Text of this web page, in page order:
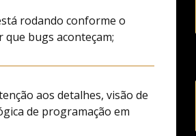
rodando conforme o
bugs aconteçam;
aos detalhes, visão de
de programação em